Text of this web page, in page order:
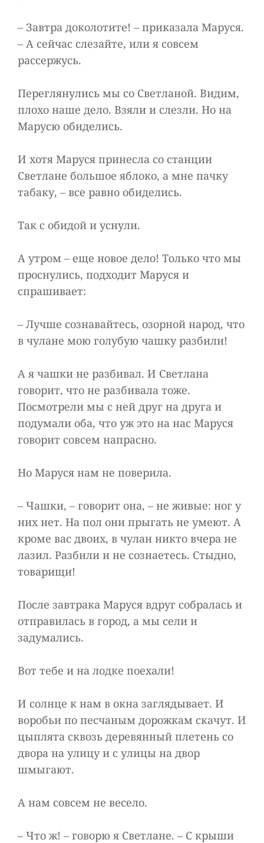
– Завтра доколотите! – приказала Маруся.
– А сейчас слезайте, или я совсем
рассержусь.
Переглянулись мы со Светланой. Видим,
плохо наше дело. Взяли и слезли. Но на
Марусю обиделись.
И хотя Маруся принесла со станции
Светлане большое яблоко, а мне пачку
табаку, – все равно обиделись.
Так с обидой и уснули.
А утром – еще новое дело! Только что мы
проснулись, подходит Маруся и
спрашивает:
– Лучше сознавайтесь, озорной народ, что
в чулане мою голубую чашку разбили!
А я чашки не разбивал. И Светлана
говорит, что не разбивала тоже.
Посмотрели мы с ней друг на друга и
подумали оба, что уж это на нас Маруся
говорит совсем напрасно.
Но Маруся нам не поверила.
– Чашки, – говорит она, – не живые: ног у
них нет. На пол они прыгать не умеют. А
кроме вас двоих, в чулан никто вчера не
лазил. Разбили и не сознаетесь. Стыдно,
товарищи!
После завтрака Маруся вдруг собралась и
отправилась в город, а мы сели и
задумались.
Вот тебе и на лодке поехали!
И солнце к нам в окна заглядывает. И
воробьи по песчаным дорожкам скачут. И
цыплята сквозь деревянный плетень со
двора на улицу и с улицы на двор
шмыгают.
А нам совсем не весело.
– Что ж! – говорю я Светлане. – С крыши